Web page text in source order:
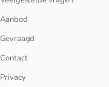
Aanbod
Gevraagd
Contact
Privacy